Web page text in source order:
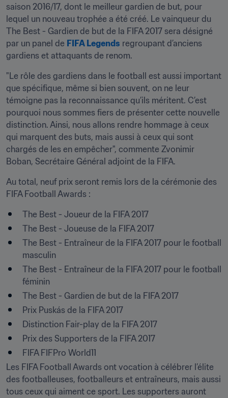
saison 2016/17, dont le meilleur gardien de but, pour
lequel un nouveau trophée a été créé. Le vainqueur du
The Best - Gardien de but de la FIFA 2017 sera désigné
par un panel de FIFA Legends regroupant d’anciens
gardiens et attaquants de renom.
"Le rôle des gardiens dans le football est aussi important
que spécifique, même si bien souvent, on ne leur
témoigne pas la reconnaissance qu’ils méritent. C’est
pourquoi nous sommes fiers de présenter cette nouvelle
distinction. Ainsi, nous allons rendre hommage à ceux
qui marquent des buts, mais aussi à ceux qui sont
chargés de les en empêcher", commente Zvonimir
Boban, Secrétaire Général adjoint de la FIFA.
Au total, neuf prix seront remis lors de la cérémonie des
FIFA Football Awards :
The Best - Joueur de la FIFA 2017
The Best - Joueuse de la FIFA 2017
The Best - Entraîneur de la FIFA 2017 pour le football
masculin
The Best - Entraîneur de la FIFA 2017 pour le football
féminin
The Best - Gardien de but de la FIFA 2017
Prix Puskás de la FIFA 2017
Distinction Fair-play de la FIFA 2017
Prix des Supporters de la FIFA 2017
FIFA FIFPro World11
Les FIFA Football Awards ont vocation à célébrer l’élite
des footballeuses, footballeurs et entraîneurs, mais aussi
tous ceux qui aiment ce sport. Les supporters auront